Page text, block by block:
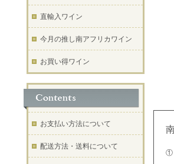
①
直輸入ワイン
今月の推し南アフリカワイン
お買い得ワイン
お支払い方法について
配送方法・送料について